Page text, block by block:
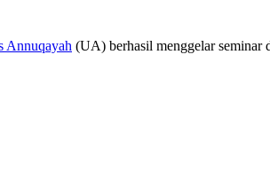
Annuqayah (UA) berhasil menggelar seminar